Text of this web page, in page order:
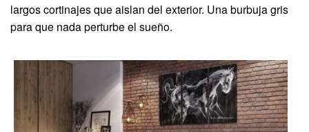
largos cortinajes que aislan del exterior. Una burbuja gris
para que nada perturbe el sueño.